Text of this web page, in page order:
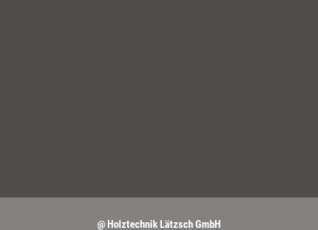
@ Holztechnik Lätzsch GmbH